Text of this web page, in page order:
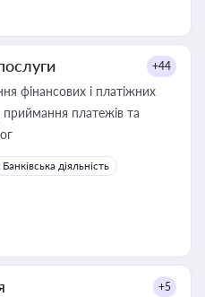
+44
фінансових і платіжних
Банківська діяльність
+5